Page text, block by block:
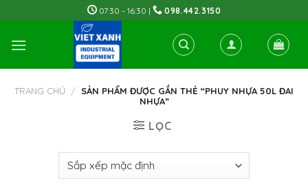
to
content
07:30 - 16:30 | 098.442.3150
TRANG CHỦ / SẢN PHẨM ĐƯỢC GẮN THẺ “PHUY NHỰA 50L ĐAI
NHỰA”
LỌC